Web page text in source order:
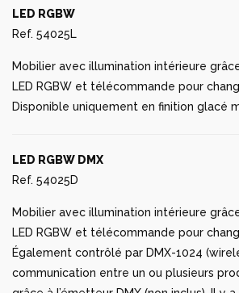
LED RGBW
Ref. 54025L
Mobilier avec illumination intérieure
LED RGBW et télécommande pour
Disponible uniquement en finition glacé
LED RGBW DMX
Ref. 54025D
Mobilier avec illumination intérieure
LED RGBW et télécommande pour
Également contrôlé par DMX-1024
communication entre un ou plusieurs